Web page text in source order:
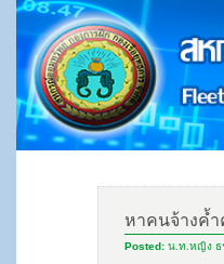
หาคนจ้างค้ำ
Posted: น.ท.หญิง ธ